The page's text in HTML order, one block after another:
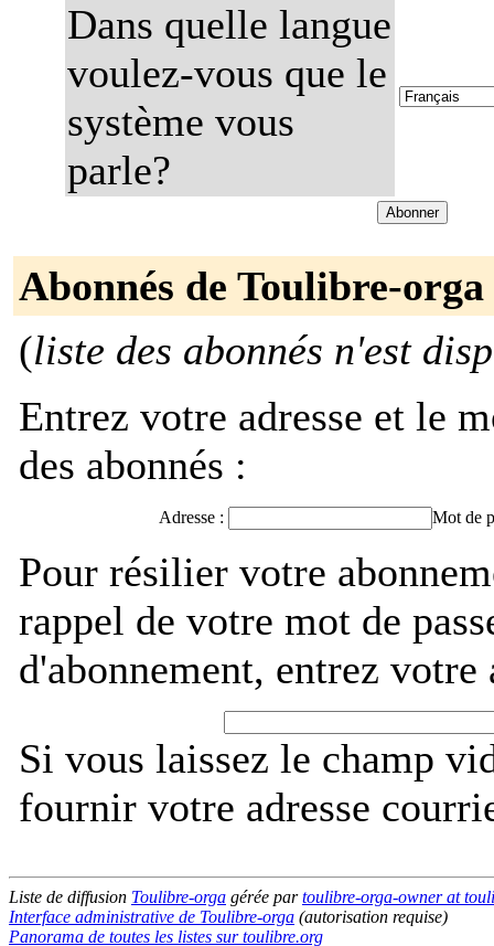
Dans quelle langue
voulez-vous que le
système vous
parle?
Abonnés de Toulibre-orga
(liste des abonnés n'est
Entrez votre adresse et le
des abonnés :
Adresse : Mot de
Pour résilier votre
rappel de votre mot de
d'abonnement, entrez
Si vous laissez le champ
fournir votre adresse
Liste de diffusion Toulibre-orga gérée partoulibre-orga-owner at
Interface administrative de Toulibre-orga (autorisation requise)
Panorama de toutes les listes sur toulibre.org